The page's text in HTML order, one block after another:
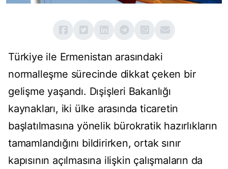
Türkiye ile Ermenistan arasındaki
normalleşme sürecinde dikkat çeken bir
gelişme yaşandı. Dışişleri Bakanlığı
kaynakları, iki ülke arasında ticaretin
başlatılmasına yönelik bürokratik hazırlıkların
tamamlandığını bildirirken, ortak sınır
kapısının açılmasına ilişkin çalışmaların da